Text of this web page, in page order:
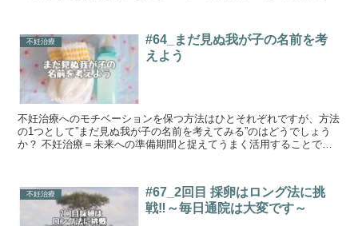
不妊治療
#64_まだ見ぬ我が子の名前を考
えよう
不妊治療へのモチベーションを保つ方法はひとそれぞれですが、方法
の1つとして”まだ見ぬ我が子の名前を考えてみる”のはどうでしょう
か？ 不妊治療＝未来への準備期間と捉えてうまく活用することで辛
不妊治療
#67_2回目 採卵はロング法に挑
戦‼～毎日通院は大変です～